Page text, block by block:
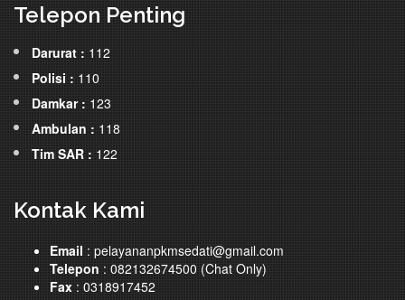
Telepon Penting
Darurat : 112
Polisi : 110
Damkar : 123
Ambulan : 118
Tim SAR : 122
Kontak Kami
Email : pelayananpkmsedati@gmail.com
Telepon : 082132674500 (Chat Only)
Fax : 0318917452